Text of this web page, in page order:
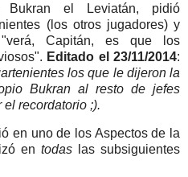
Bukran el Leviatán, pidió
(los otros jugadores) y
Capitán, es que los
Editado el 23/11/2014:
los que le dijeron la
Bukran al resto de jefes
recordatorio ;).
en uno de los Aspectos de la
en todaslas subsiguientes